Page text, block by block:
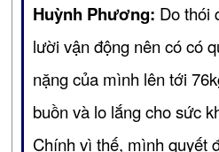
Huỳnh Phương: Do thói
lười vận động nên có có
nặng của mình lên tới
buồn và lo lắng cho sức
Chính vì thế, mình quyết